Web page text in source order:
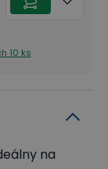
10 ks
na